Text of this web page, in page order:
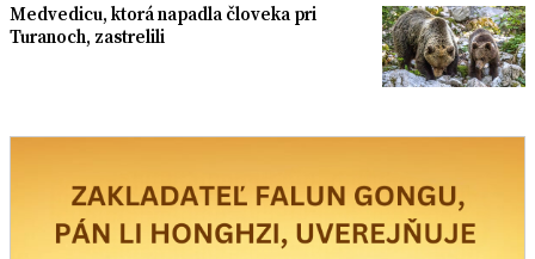
Medvedicu, ktorá napadla človeka pri
Turanoch, zastrelili